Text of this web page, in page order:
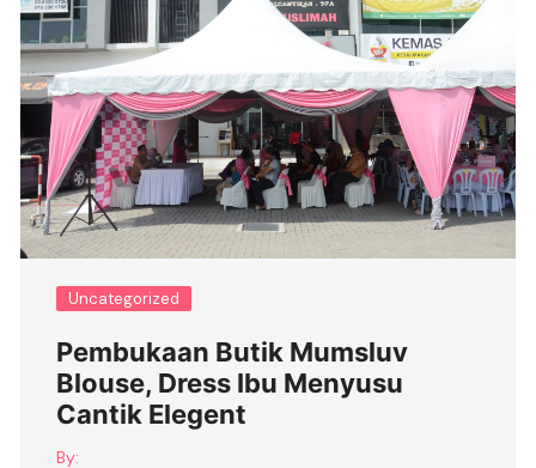
Uncategorized
Pembukaan Butik Mumsluv
Blouse, Dress Ibu Menyusu
Cantik Elegent
By: